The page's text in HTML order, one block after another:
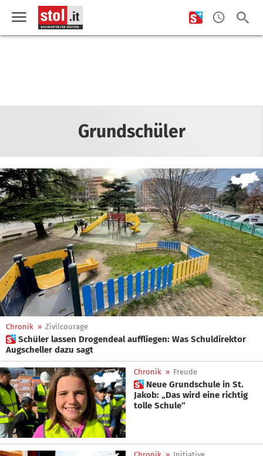
Grundschüler
Chronik » Zivilcourage
 Schüler lassen Drogendeal auffliegen: Was Schuldirektor
Augscheller dazu sagt
Chronik » Freude
 Neue Grundschule in St.
Jakob: „Das wird eine richtig
tolle Schule“